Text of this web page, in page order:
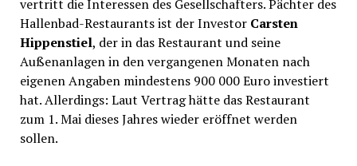
vertritt die Interessen des Gesellschafters. Pächter des
Hallenbad-Restaurants ist der InvestorCarsten
Hippenstiel, der in das Restaurant und seine
Außenanlagen in den vergangenen Monaten nach
eigenen Angaben mindestens 900 000 Euro investiert
hat. Allerdings: Laut Vertrag hätte das Restaurant
zum 1. Mai dieses Jahres wieder eröffnet werden
sollen.